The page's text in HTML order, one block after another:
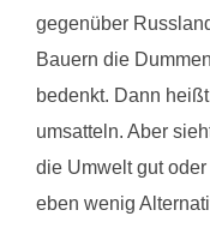
gegenüber
Bauern die
bedenkt. Dann
umsatteln. Aber
die Umwelt gut
eben wenig